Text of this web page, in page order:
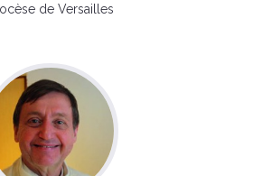
de Versailles